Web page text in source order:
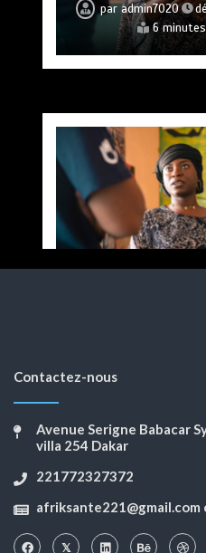
paradmin7020
6 minutes
Contactez-nous
Avenue Serigne Babacar
villa 254 Dakar
221772327372